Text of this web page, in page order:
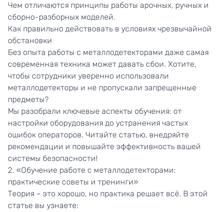
Чем отличаются принципы работы арочных, ручных и
сборно-разборных моделей.
Как правильно действовать в условиях чрезвычайной
обстановки
Без опыта работы с металлодетекторами даже самая
современная техника может давать сбои. Хотите,
чтобы сотрудники уверенно использовали
металлодетекторы и не пропускали запрещенные
предметы?
Мы разобрали ключевые аспекты обучения: от
настройки оборудования до устранения частых
ошибок операторов. Читайте статью, внедряйте
рекомендации и повышайте эффективность вашей
системы безопасности!
2. «Обучение работе с металлодетекторами:
практические советы и тренинги»
Теория – это хорошо, но практика решает всё. В этой
статье вы узнаете: